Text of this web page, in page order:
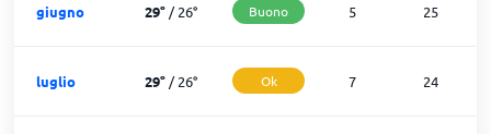
giugno 29°/26° Buono 5 25
luglio 29°/26° Ok 7 24